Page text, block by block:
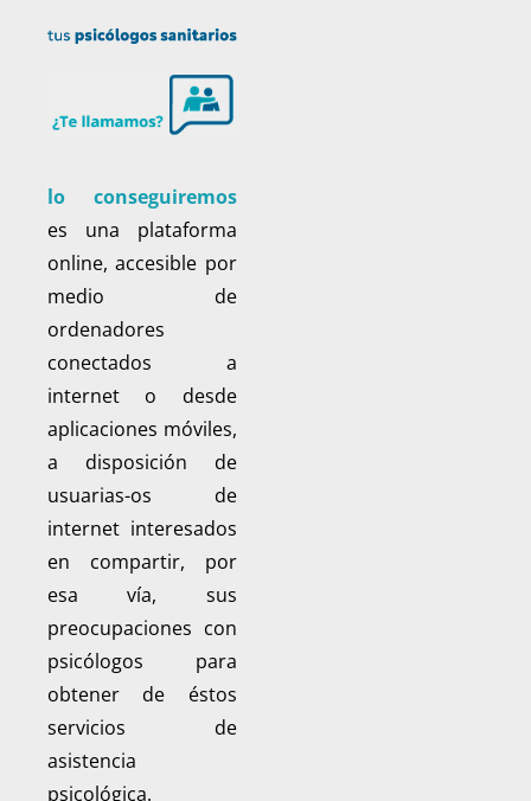
lo conseguiremos
es una plataforma
online, accesible por
medio de
ordenadores
conectados a
internet o desde
aplicaciones móviles,
a disposición de
usuarias-os de
internet interesados
en compartir, por
esa vía, sus
preocupaciones con
psicólogos para
obtener de éstos
servicios de
asistencia
psicológica.